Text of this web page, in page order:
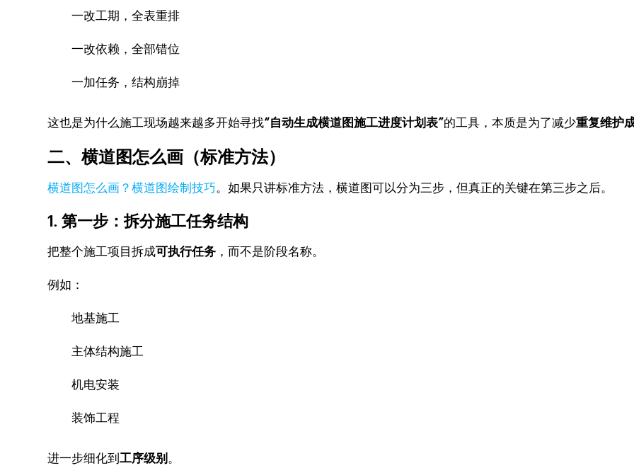
一改工期，全表重排
一改依赖，全部错位
一加任务，结构崩掉
这也是为什么施工现场越来越多开始寻找“自动生成横道图施工进度计划表”的工具，本质是为了减少重复维护
二、横道图怎么画（标准方法）
横道图怎么画？横道图绘制技巧。如果只讲标准方法，横道图可以分为三步，但真正的关键在第三步之后。
1. 第一步：拆分施工任务结构
把整个施工项目拆成可执行任务 ，而不是阶段名称。
例如：
地基施工
主体结构施工
机电安装
装饰工程
进一步细化到工序级别 。